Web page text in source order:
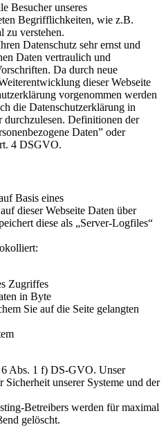
Besucher unseres
Begrifflichkeiten, wie z.B.
zu verstehen.
Datenschutz sehr ernst und
Daten vertraulich und
Da durch neue
dieser Webseite
vorgenommen werden
die Datenschutzerklärung in
durchzulesen. Definitionen der
Daten” oder
4 DSGVO.
Basis eines
dieser Webseite Daten über
diese als „Server-Logfiles“
Zugriffes
in Byte
Sie auf die Seite gelangten
Abs. 1 f) DS-GVO. Unser
Sicherheit unserer Systeme und der
Betreibers werden für maximal
gelöscht.